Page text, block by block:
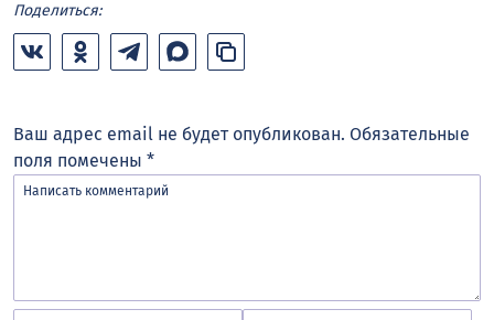
Поделиться:
Ваш адрес email не будет опубликован. Обязательные
поля помечены *